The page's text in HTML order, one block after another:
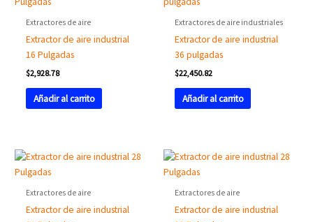
Extractores de aire
Extractor de aire industrial
16 Pulgadas
$2,928.78
Añadir al carrito
Extractores de aire industriales
Extractor de aire industrial
36 pulgadas
$22,450.82
Añadir al carrito
Extractores de aire
Extractor de aire industrial
Extractores de aire
Extractor de aire industrial